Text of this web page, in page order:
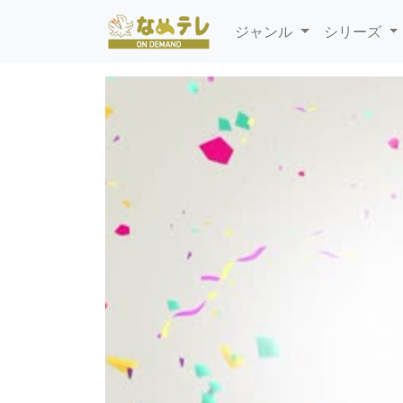
ジャンル シリーズ